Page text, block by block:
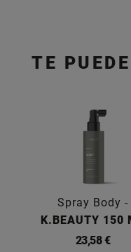
TE
Spray Body -
K.BEAUTY 150
23,58 €